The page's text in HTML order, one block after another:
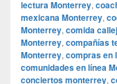
lectura Monterrey,
mexicana Monterrey,
Monterrey, comida
Monterrey, compañías
Monterrey, compras en
comunidades en línea
conciertos monterrey,